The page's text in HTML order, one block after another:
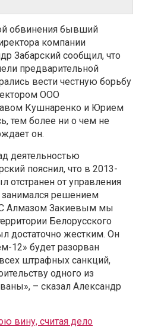
обвинения бывший
компании
Забарский сообщил, что
предварительной
вести честную борьбу
ООО
Кушнаренко и Юрием
тем более ни о чем не
он.
деятельностью
пояснил, что в 2013-
отстранен от управления
занимался решением
Алмазом Закиевым мы
Белорусского
достаточно жестким. Он
12» будет разорван
штрафных санкций,
одного из
– сказал Александр
вину, считая дело